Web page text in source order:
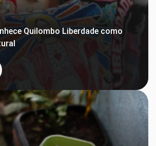
Quilombo Liberdade como